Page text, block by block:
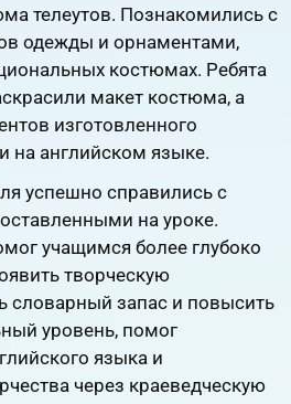
телеутов. Познакомились с
одежды и орнаментами,
костюмах. Ребята
макет костюма, а
изготовленного
на английском языке.
успешно справились с
на уроке.
учащимся более глубоко
творческую
словарный запас и повысить
уровень, помог
языка и
через краеведческую